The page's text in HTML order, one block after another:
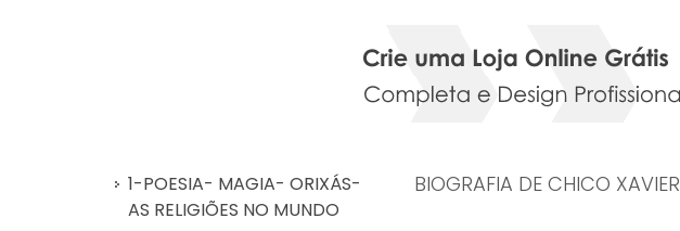
BIOGRAFIA DE CHICO XAVIER
1-POESIA- MAGIA- ORIXÁS-
AS RELIGIÕES NO MUNDO